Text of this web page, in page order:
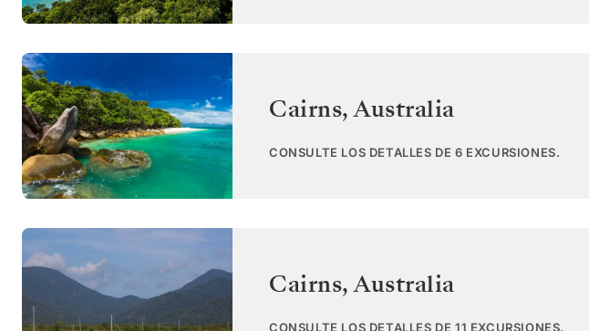
Cairns,Australia
CONSULTE LOS DETALLES DE 6 EXCURSIONES.
Cairns,Australia
CONSULTE LOS DETALLES DE 11 EXCURSIONES.